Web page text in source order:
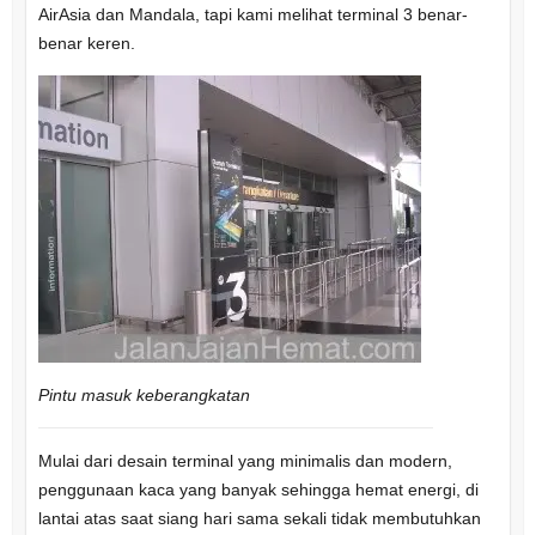
AirAsia dan Mandala, tapi kami melihat terminal 3 benar-
benar keren.
Pintu masuk keberangkatan
Mulai dari desain terminal yang minimalis dan modern,
penggunaan kaca yang banyak sehingga hemat energi, di
lantai atas saat siang hari sama sekali tidak membutuhkan